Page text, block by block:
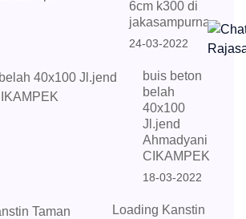
6cm k300 di
jakasampurna
24-03-2022
buis beton
belah
40x100
Jl.jend
Ahmadyani
CIKAMPEK
18-03-2022
Loading Kanstin